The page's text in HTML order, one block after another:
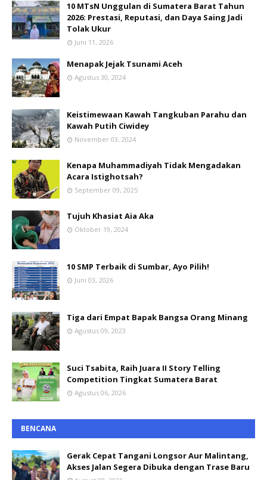
10 MTsN Unggulan di Sumatera Barat Tahun
2026: Prestasi, Reputasi, dan Daya Saing Jadi
Tolak Ukur
Juni 11, 2026
Menapak Jejak Tsunami Aceh
Agustus 30, 2024
Keistimewaan Kawah Tangkuban Parahu dan
Kawah Putih Ciwidey
November 03, 2024
Kenapa Muhammadiyah Tidak Mengadakan
Acara Istighotsah?
September 09, 2025
Tujuh Khasiat Aia Aka
Oktober 19, 2024
10 SMP Terbaik di Sumbar, Ayo Pilih!
Juni 03, 2026
Tiga dari Empat Bapak Bangsa Orang Minang
Agustus 09, 2023
Suci Tsabita, Raih Juara II Story Telling
Competition Tingkat Sumatera Barat
Agustus 06, 2026
BENCANA
Gerak Cepat Tangani Longsor Aur Malintang,
Akses Jalan Segera Dibuka dengan Trase Baru